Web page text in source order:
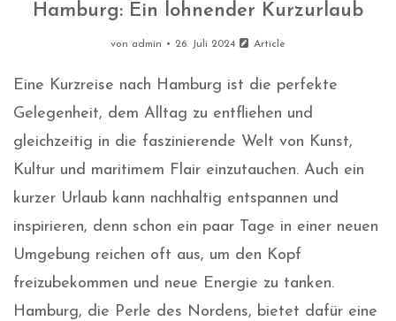
Hamburg: Ein lohnender Kurzurlaub
von admin 26. Juli 2024 Article
Eine Kurzreise nach Hamburg ist die perfekte
Gelegenheit, dem Alltag zu entfliehen und
gleichzeitig in die faszinierende Welt von Kunst,
Kultur und maritimem Flair einzutauchen. Auch ein
kurzer Urlaub kann nachhaltig entspannen und
inspirieren, denn schon ein paar Tage in einer neuen
Umgebung reichen oft aus, um den Kopf
freizubekommen und neue Energie zu tanken.
Hamburg, die Perle des Nordens, bietet dafür eine